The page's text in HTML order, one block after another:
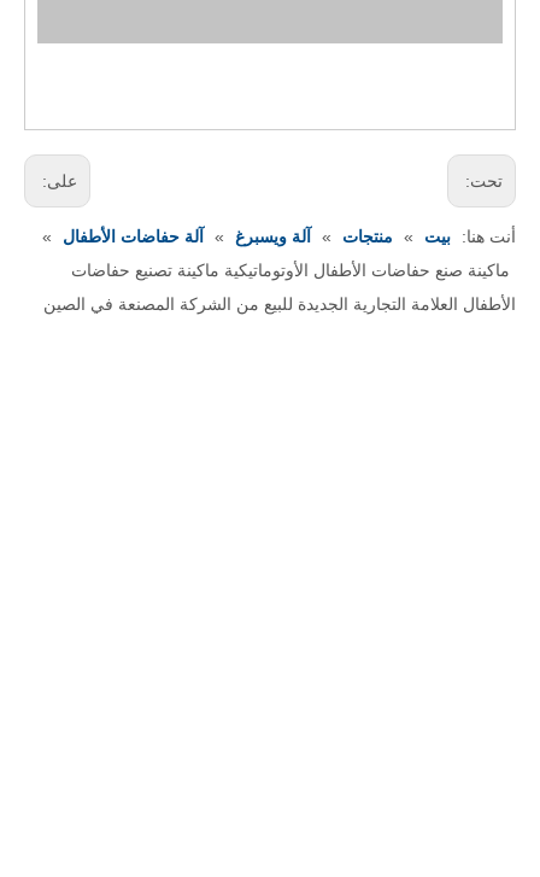
على: تحت:
أنت هنا: بيت » منتجات » آلة ويسبرغ » آلة حفاضات الأطفال
»
ماكينة صنع حفاضات الأطفال الأوتوماتيكية ماكينة تصنيع حفاضات
الأطفال العلامة التجارية الجديدة للبيع من الشركة المصنعة في الصين